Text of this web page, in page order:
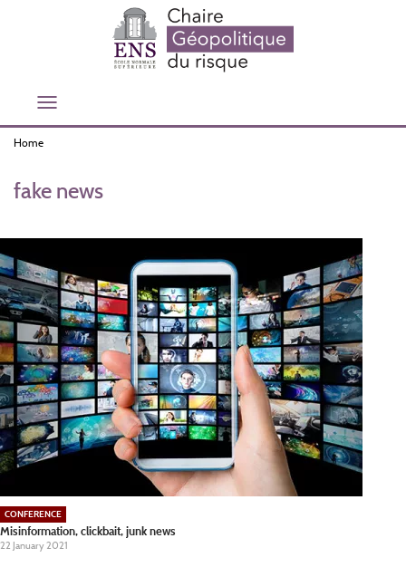
Toggle
Home
fake news
CONFERENCE
Misinformation, clickbait, junk news
22 January 2021